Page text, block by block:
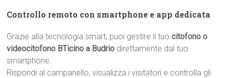
Controllo remoto con smartphone e app dedicata
Grazie alla tecnologia smart, puoi gestire il tuocitofono o
videocitofono BTicino a Budrio direttamente dal tuo
smartphone.
Rispondi al campanello, visualizza i visitatori e controlla gli